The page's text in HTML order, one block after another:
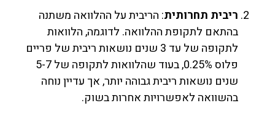
ריבית תחרותית: הריבית על ההלוואה משתנה
בהתאם לתקופת ההלוואה. לדוגמה, הלוואות
לתקופה של עד 3 שנים נושאות ריבית של פריים
פלוס 0.25%, בעוד שהלוואות לתקופה של 5-7
שנים נושאות ריבית גבוהה יותר, אך עדיין נוחה
בהשוואה לאפשרויות אחרות בשוק.